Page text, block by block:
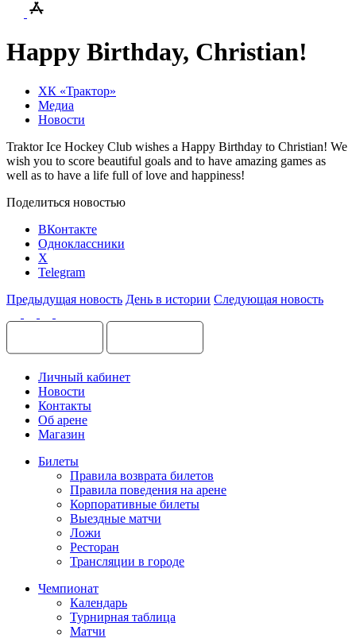
Happy Birthday, Christian!
ХК «Трактор»
Медиа
Новости
Traktor Ice Hockey Club wishes a Happy Birthday to Christian! We
wish you to score beautiful goals and to have amazing games as
well as to have a life full of love and happiness!
Поделиться новостью
ВКонтакте
Одноклассники
X
Telegram
Предыдущая новость День в истории Следующая новость
Личный кабинет
Новости
Контакты
Об арене
Магазин
Билеты
Правила возврата билетов
Правила поведения на арене
Корпоративные билеты
Выездные матчи
Ложи
Ресторан
Трансляции в городе
Чемпионат
Календарь
Турнирная таблица
Матчи